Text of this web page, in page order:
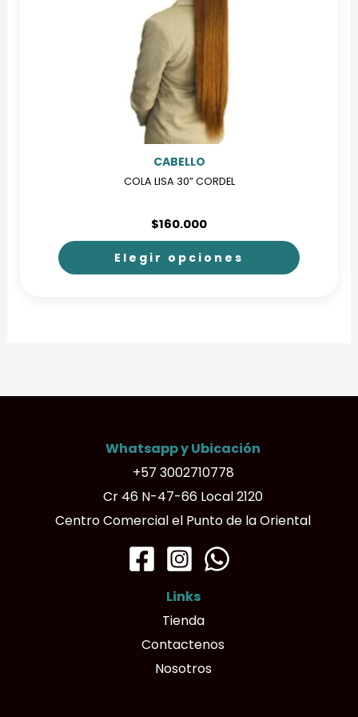
CABELLO
COLA LISA 30” CORDEL
$160.000
Elegir opciones
se
pueden
elegir
en
la
página
de
producto
Whatsapp y Ubicación
+57 3002710778
Cr 46 N-47-66 Local 2120
Centro Comercial el Punto de la Oriental
Links
Tienda
Contactenos
Nosotros